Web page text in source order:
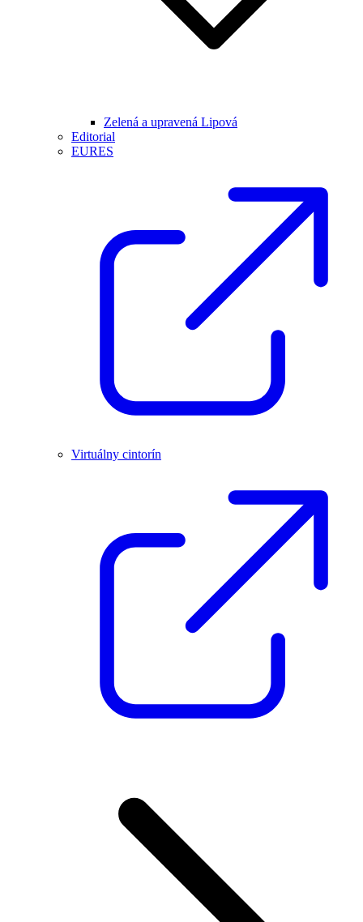
Zelená a upravená Lipová
Editorial
EURES
Virtuálny cintorín